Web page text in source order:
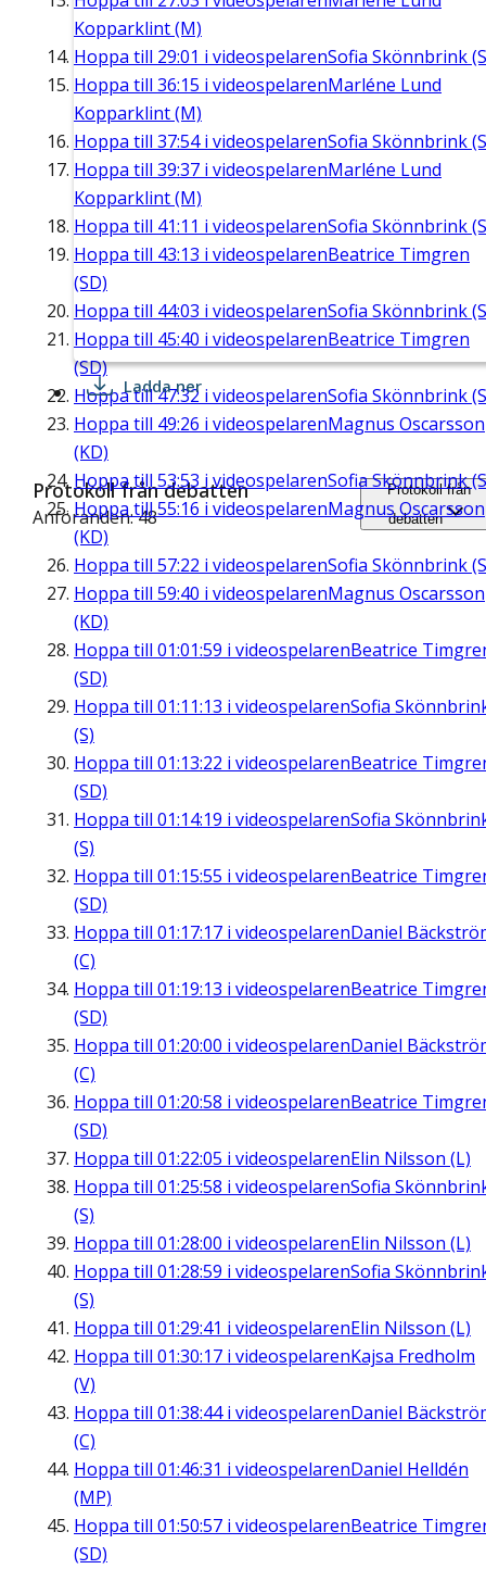
Kopparklint (M)
Hoppa till 29:01 i videospelarenSofia Skönnbrink
Hoppa till 36:15 i videospelarenMarléne Lund
Kopparklint (M)
Hoppa till 37:54i videospelarenSofia Skönnbrink
Hoppa till 39:37 i videospelarenMarléne Lund
Kopparklint (M)
Hoppa till 41:11 i videospelarenSofia Skönnbrink
Hoppa till 43:13 i videospelarenBeatrice Timgren
(SD)
Hoppa till 44:03 i videospelarenSofia Skönnbrink
Hoppa till 45:40 i videospelarenBeatrice Timgren
(SD)
Hoppa till47:32 i videospelarenSofia Skönnbrink
Hoppa till 49:26 i videospelarenMagnus Oscarsson
(KD)
Hoppa till 53:53 i videospelarenSofia Skönnbrink
Hoppa till55:16 i videospelarenMagnus Oscarsson
(KD)
Hoppa till 57:22 i videospelarenSofia Skönnbrink
Hoppa till 59:40 i videospelarenMagnus Oscarsson
(KD)
Hoppa till 01:01:59 i videospelarenBeatrice
(SD)
Hoppa till 01:11:13 i videospelarenSofia
(S)
Hoppa till 01:13:22 i videospelarenBeatrice
(SD)
Hoppa till 01:14:19 i videospelarenSofia
(S)
Hoppa till 01:15:55 i videospelarenBeatrice
(SD)
Hoppa till 01:17:17 i videospelarenDaniel
(C)
Hoppa till 01:19:13 i videospelarenBeatrice
(SD)
Hoppa till 01:20:00 i videospelarenDaniel
(C)
Hoppa till 01:20:58 i videospelarenBeatrice
(SD)
Hoppa till 01:22:05 i videospelarenElin Nilsson (L)
Hoppa till 01:25:58 i videospelarenSofia
(S)
Hoppa till 01:28:00 i videospelarenElin Nilsson (L)
Hoppa till 01:28:59 i videospelarenSofia
(S)
Hoppa till 01:29:41 i videospelarenElin Nilsson (L)
Hoppa till 01:30:17 i videospelarenKajsa Fredholm
(V)
Hoppa till 01:38:44i videospelarenDaniel
(C)
Hoppa till 01:46:31 i videospelarenDaniel Helldén
(MP)
Hoppa till 01:50:57 i videospelarenBeatrice
(SD)
Ladda ner
Protokoll från debatten
Anföranden: 48
Protokoll från
debatten